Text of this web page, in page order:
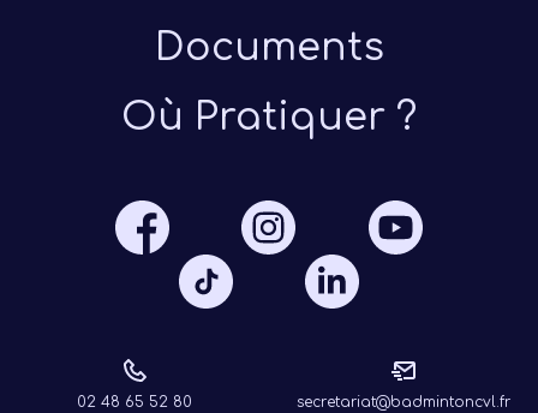
Documents
Où Pratiquer ?
02 48 65 52 80 secretariat@badmintoncvl.fr